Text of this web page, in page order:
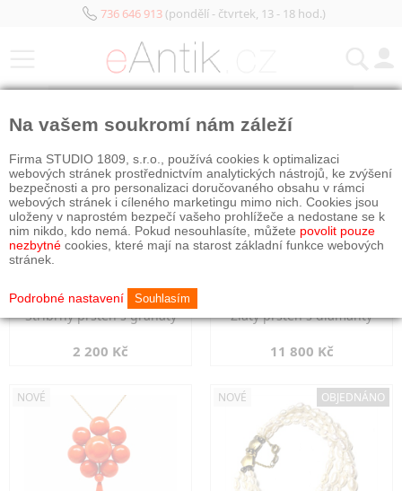
736 646 913(pondělí - čtvrtek, 13 - 18 hod.)
Stříbrný prsten s granáty
2 200 Kč
Zlatý prsten s diamanty
11 800 Kč
NOVÉ NOVÉ OBJEDNÁNO
Na vašem soukromí nám záleží
Firma STUDIO 1809, s.r.o., používá cookies k optimalizaci
webových stránek prostřednictvím analytických nástrojů, ke zvýšení
bezpečnosti a pro personalizaci doručovaného obsahu v rámci
webových stránek i cíleného marketingu mimo nich. Cookies jsou
uloženy v naprostém bezpečí vašeho prohlížeče a nedostane se k
nim nikdo, kdo nemá. Pokud nesouhlasíte, můžete povolit pouze
nezbytné cookies, které mají na starost základní funkce webových
stránek.
Podrobné nastavení Souhlasím